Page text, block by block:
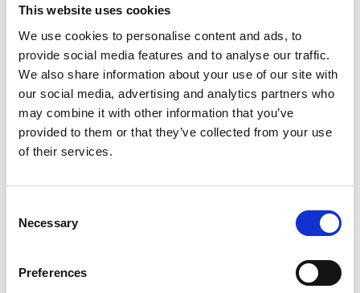
This website uses cookies
We use cookies to personalise content and ads, to
provide social media features and to analyse our traffic.
We also share information about your use of our site with
our social media, advertising and analytics partners who
may combine it with other information that you’ve
provided to them or that they’ve collected from your use
of their services.
Selection
Necessary
Preferences
RACIONALI IR SUBALANSUOTA MITYBA –
SVEIKATOS PAGRINDAS
07-28